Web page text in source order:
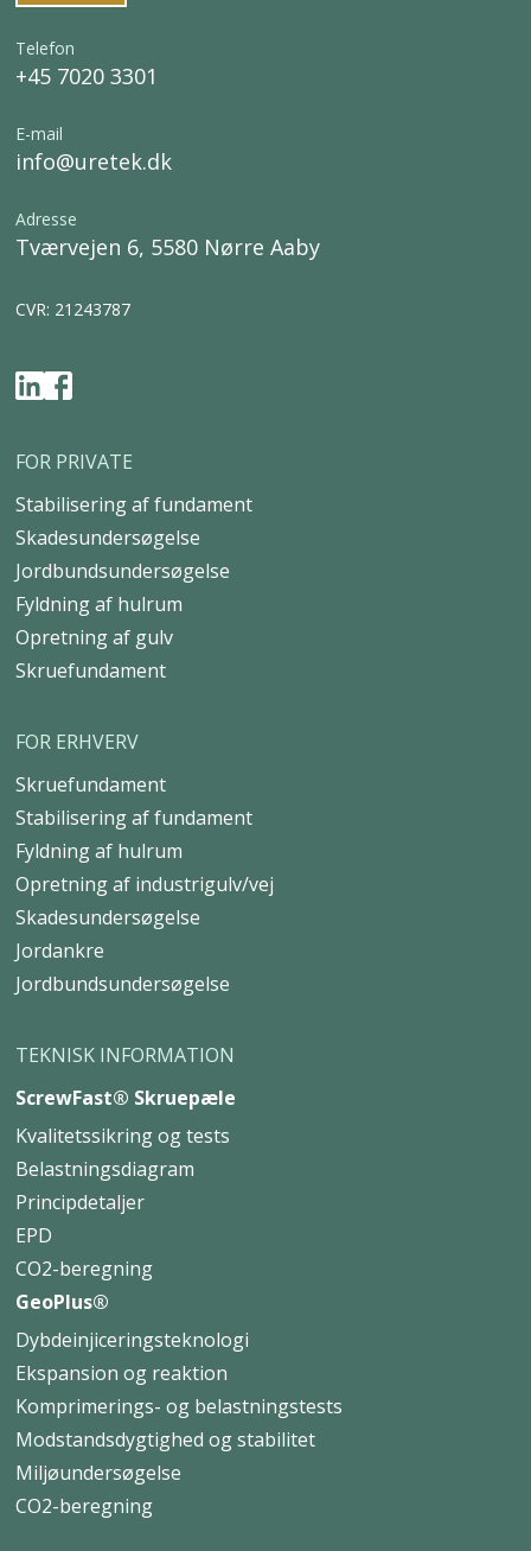
Telefon
+45 7020 3301
E-mail
info@uretek.dk
Adresse
Tværvejen 6, 5580 Nørre Aaby
CVR: 21243787
FOR PRIVATE
Stabilisering af fundament
Skadesundersøgelse
Jordbundsundersøgelse
Fyldning af hulrum
Opretning af gulv
Skruefundament
FOR ERHVERV
Skruefundament
Stabilisering af fundament
Fyldning af hulrum
Opretning af industrigulv/vej
Skadesundersøgelse
Jordankre
Jordbundsundersøgelse
TEKNISK INFORMATION
ScrewFast® Skruepæle
Kvalitetssikring og tests
Belastningsdiagram
Principdetaljer
EPD
CO2-beregning
GeoPlus®
Dybdeinjiceringsteknologi
Ekspansion og reaktion
Komprimerings- og belastningstests
Modstandsdygtighed og stabilitet
Miljøundersøgelse
CO2-beregning